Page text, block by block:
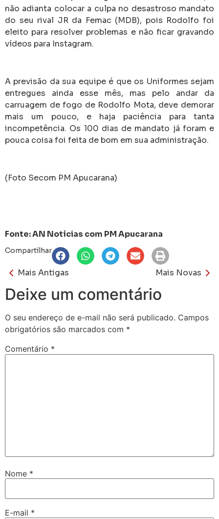
não adianta colocar a culpa no desastroso mandato
do seu rival JR da Femac (MDB), pois Rodolfo foi
eleito para resolver problemas e não ficar gravando
vídeos para Instagram.
A previsão da sua equipe é que os Uniformes sejam
entregues ainda esse mês, mas pelo andar da
carruagem de fogo de Rodolfo Mota, deve demorar
mais um pouco, e haja paciência para tanta
incompetência. Os 100 dias de mandato já foram e
pouca coisa foi feita de bom em sua administração.
(Foto Secom PM Apucarana)
Fonte: AN Notícias com PM Apucarana
Compartilhar
Mais Antigas Mais Novas
Deixe um comentário
O seu endereço de e-mail não será publicado. Campos
obrigatórios são marcados com *
Comentário *
Nome *
E-mail *